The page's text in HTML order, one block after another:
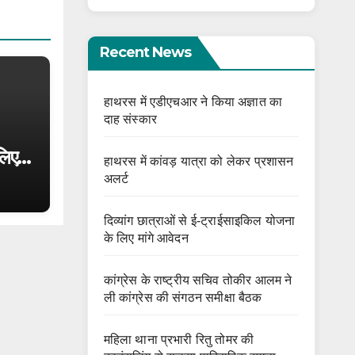
Recent News
हाथरस में एडीएचआर ने किया अज्ञात का
दाह संस्कार
हाथरस में कांवड़ यात्रा को लेकर प्रशासन
अलर्ट
दिव्यांग छात्राओं से ई-ट्राईसाइकिल योजना
के लिए मांगे आवेदन
कांग्रेस के राष्ट्रीय सचिव तोकीर आलम ने
ली कांग्रेस की संगठन समीक्षा बैठक
महिला थाना प्रभारी रितु तोमर की